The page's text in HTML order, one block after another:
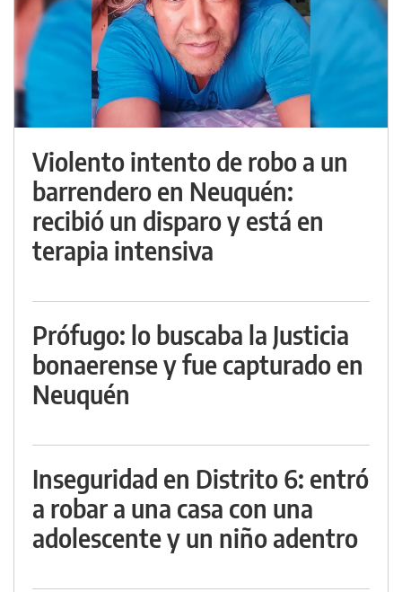
Violento intento de robo a un
barrendero en Neuquén:
recibió un disparo y está en
terapia intensiva
Prófugo: lo buscaba la Justicia
bonaerense y fue capturado en
Neuquén
Inseguridad en Distrito 6: entró
a robar a una casa con una
adolescente y un niño adentro